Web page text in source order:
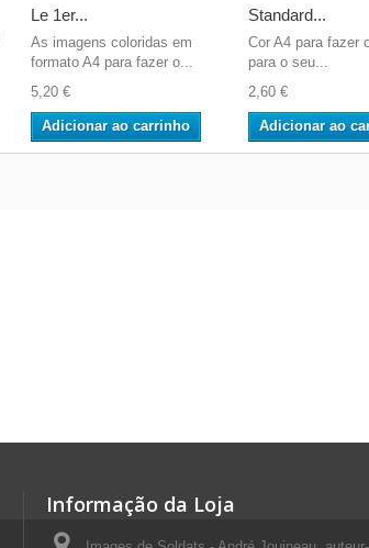
Le 1er...
As imagens coloridas em
formato A4 para fazer o...
5,20 €
Adicionar ao carrinho
Standard...
Cor A4 para fazer
para o seu...
2,60 €
Adicionar ao
Informação da Loja